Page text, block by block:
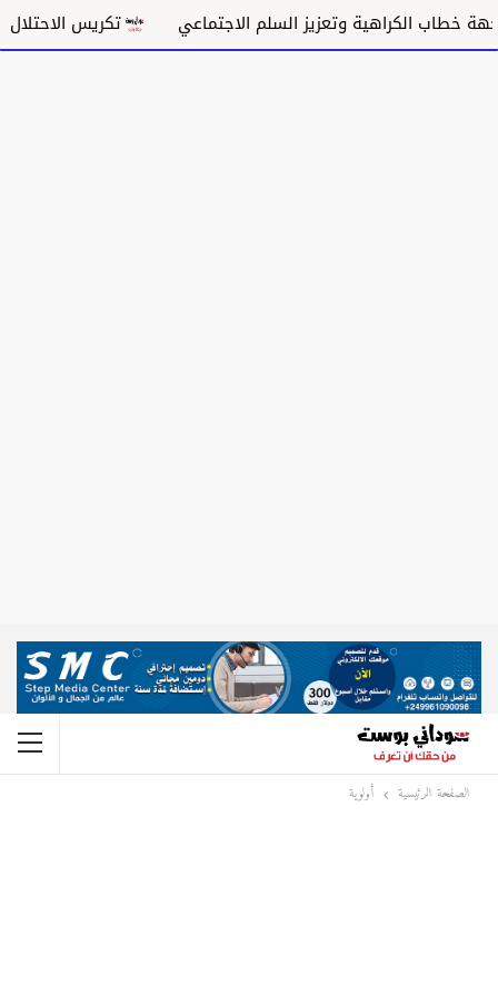
الكراهية وتعزيز السلم الاجتماعي تكريس الاحتلال
الصفحة الرئيسية أولوية